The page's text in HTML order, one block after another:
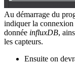
Au démarrage du
indiquer la connexion
donnée influxDB,
les capteurs.
Ensuite on